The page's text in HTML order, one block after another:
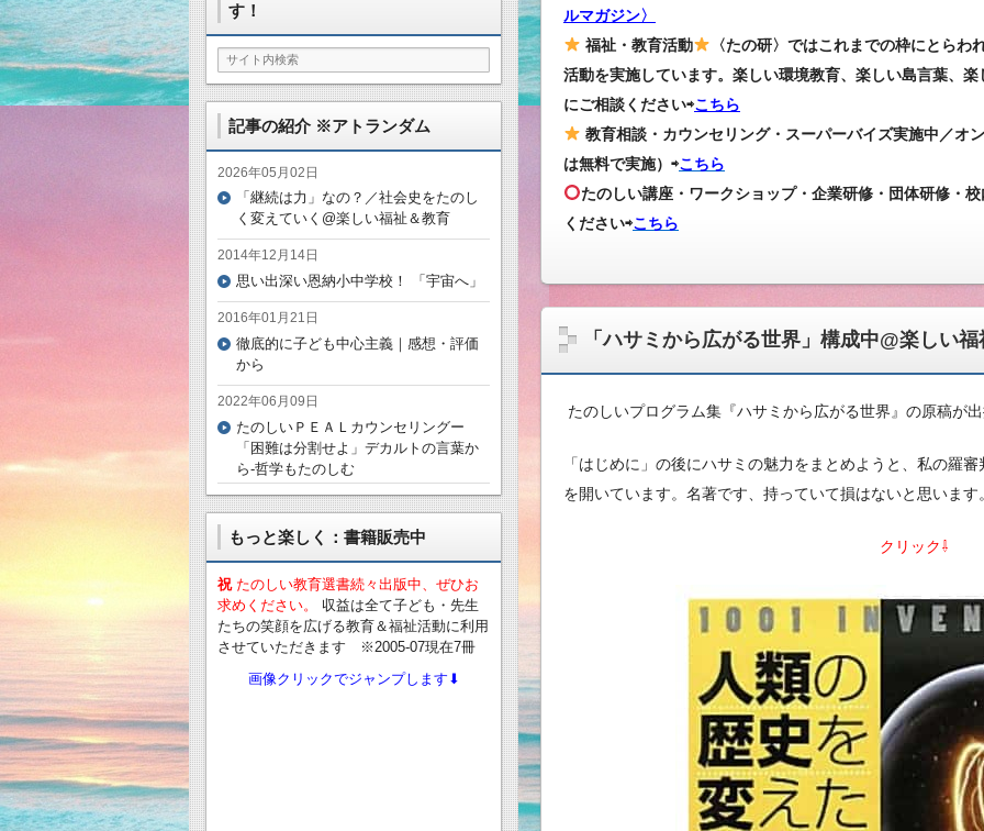
ルマガジン〉
福祉・教育活動
〈たの研〉ではこれまでの枠にとら
活動を実施しています。楽しい環境教育、楽しい島言葉、
にご相談ください⇨こちら
教育相談・カウンセリング・スーパーバイズ実施中／オ
は無料で実施）⇨こちら
たのしい講座・ワークショップ・企業研修・団体研修・
ください⇨こちら
「ハサミから広がる世界」構成中@楽しい
たのしいプログラム集『ハサミから広がる世界』の原稿が
「はじめに」の後にハサミの魅力をまとめようと、私の羅
を開いています。名著です、持っていて損はないと思います
クリック⇩
す！
記事の紹介 ※アトランダム
2026年05月02日
「継続は力」なの？／社会史をたのし
く変えていく@楽しい福祉＆教育
2014年12月14日
思い出深い恩納小中学校！ 「宇宙へ」
2016年01月21日
徹底的に子ども中心主義｜感想・評価
から
2022年06月09日
たのしいＰＥＡＬカウンセリングー
「困難は分割せよ」デカルトの言葉か
ら-哲学もたのしむ
もっと楽しく：書籍販売中
祝 たのしい教育選書続々出版中、ぜひお
求めください。
収益は全て子ども・先生
たちの笑顔を広げる教育＆福祉活動に利用
させていただきます ※2005-07現在7冊
画像クリックでジャンプします⬇︎